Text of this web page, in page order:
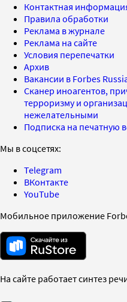
Контактная
Правила обработки
Реклама в журнале
Реклама на сайте
Условия перепечатки
Архив
Вакансии в Forbes
Сканер иноагентов,
терроризму и
нежелательными
Подписка на печатную
Мы в соцсетях:
Telegram
ВКонтакте
YouTube
Мобильное приложение
На сайте работает синтез